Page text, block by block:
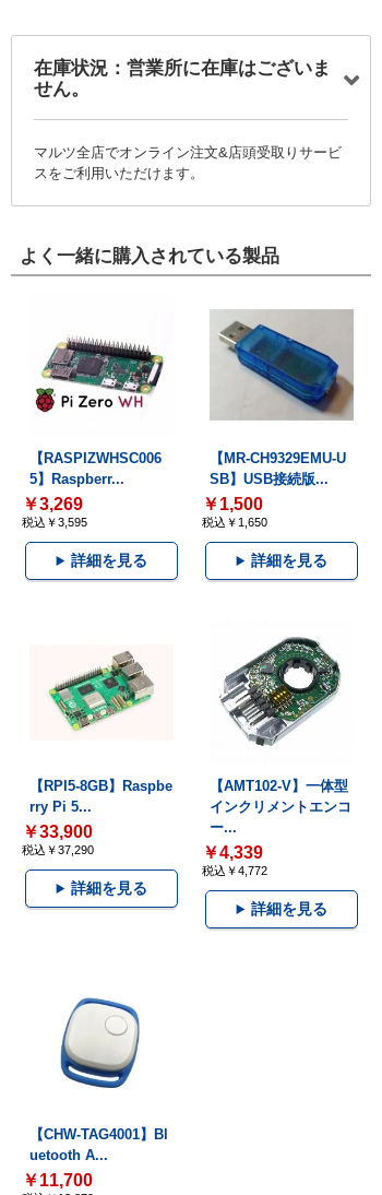
在庫状況：営業所に在庫はございま
せん。
マルツ全店でオンライン注文&店頭受取りサービ
スをご利用いただけます。
よく一緒に購入されている製品
【RASPIZWHSC006
5】Raspberr...
￥3,269
税込￥3,595
詳細を見る
【MR-CH9329EMU-U
SB】USB接続版...
￥1,500
税込￥1,650
詳細を見る
【RPI5-8GB】Raspbe
rry Pi 5...
￥33,900
税込￥37,290
詳細を見る
【AMT102-V】一体型
インクリメントエンコ
ー...
￥4,339
税込￥4,772
詳細を見る
【CHW-TAG4001】Bl
uetooth A...
￥11,700